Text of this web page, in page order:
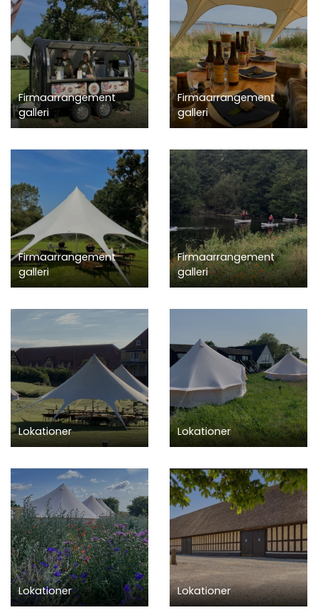
Firmaarrangement
galleri
Firmaarrangement
galleri
Firmaarrangement
galleri
Firmaarrangement
galleri
Lokationer Lokationer
Lokationer Lokationer